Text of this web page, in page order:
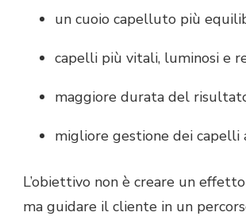
un cuoio capelluto più
capelli più vitali, luminosi e
maggiore durata del
migliore gestione dei capelli
L’obiettivo non è creare un
ma guidare il cliente in un